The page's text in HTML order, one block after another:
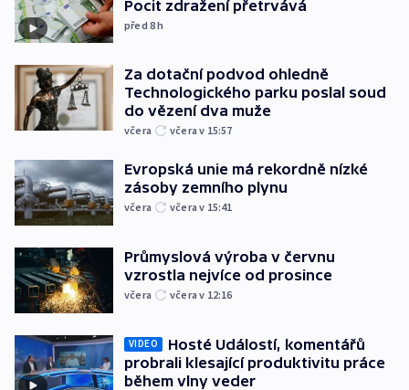
Pocit zdražení přetrvává
před 8h
Za dotační podvod ohledně
Technologického parku poslal soud
do vězení dva muže
včera včera v 15:57
Evropská unie má rekordně nízké
zásoby zemního plynu
včera včera v 15:41
Průmyslová výroba v červnu
vzrostla nejvíce od prosince
včera včera v 12:16
VIDEO
Hosté Událostí, komentářů
probrali klesající produktivitu práce
během vlny veder